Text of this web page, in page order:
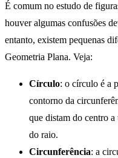
É comum no estudo de
houver algumas confusões
entanto, existem pequenas
Geometria Plana. Veja:
Círculo: o círculo é a
contorno da
que distam do centro
do raio.
Circunferência: a